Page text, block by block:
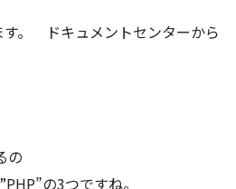
す。 ドキュメントセンターから
の
の3つですね。